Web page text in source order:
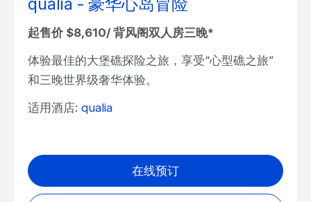
qualia - 豪华心岛冒险
起售价 $8,610/ 背风阁双人房三晚*
体验最佳的大堡礁探险之旅，享受“心型礁之旅”
和三晚世界级奢华体验。
适用酒店: qualia
在线预订